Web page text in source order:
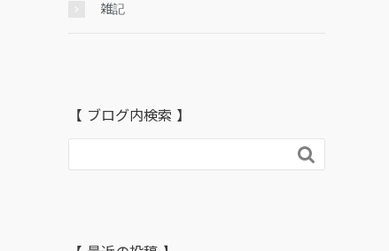
雑記
【 ブログ内検索 】
